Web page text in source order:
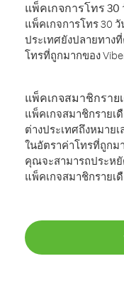
แพ็คเกจการโทร 30
แพ็คเกจการโทร 30
ประเทศยังปลายทาง
โทรที่ถูกมากของ
แพ็คเกจสมาชิกราย
แพ็คเกจสมาชิกรายเ
ต่างประเทศถึงหมา
ในอัตราค่าโทรที่ถูกม
คุณจะสามารถประห
แพ็คเกจสมาชิกรายเ